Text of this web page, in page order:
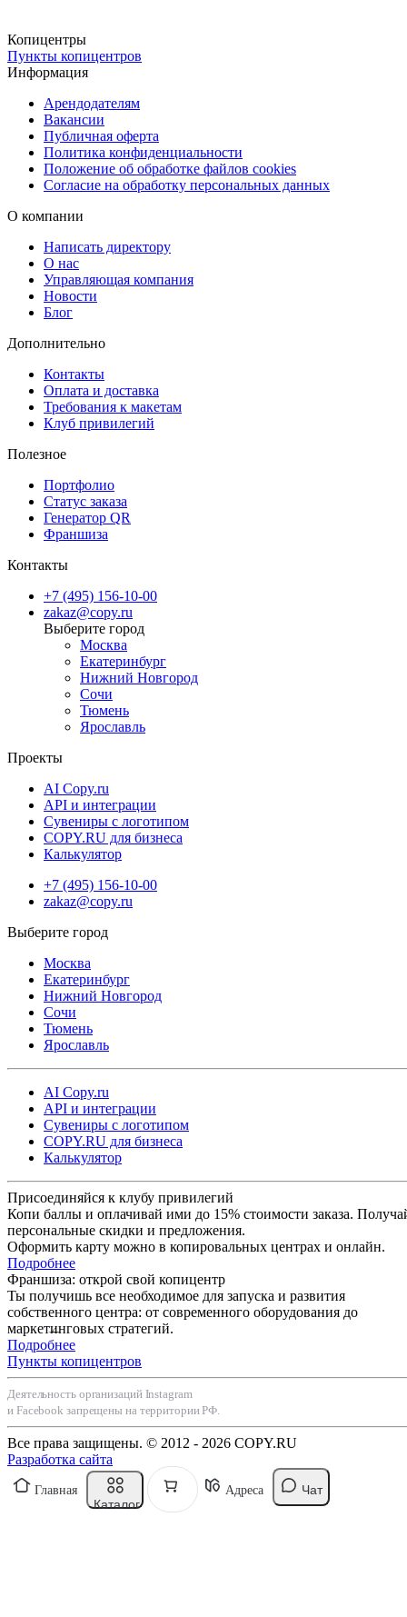
курьером). Для срочных заказов доступна курьерская доставка в
день оформления заказа, что позволяет оперативно получить
для визы в Индию.
Копицентры
Пункты копицентров
Информация
Арендодателям
Вакансии
Публичная оферта
Политика конфиденциальности
Положение об обработке файлов cookies
Согласие на обработку персональных данных
О компании
Написать директору
О нас
Управляющая компания
Новости
Блог
Дополнительно
Контакты
Оплата и доставка
Требования к макетам
Клуб привилегий
Полезное
Портфолио
Статус заказа
Генератор QR
Франшиза
Контакты
+7 (495) 156-10-00
zakaz@copy.ru
Москва
Екатеринбург
Нижний Новгород
Сочи
Тюмень
Ярославль
Проекты
AI Copy.ru
API и интеграции
Сувениры с логотипом
COPY.RU для бизнеса
Калькулятор
+7 (495) 156-10-00
zakaz@copy.ru
Москва
Екатеринбург
Нижний Новгород
Сочи
Тюмень
Ярославль
AI Copy.ru
API и интеграции
Сувениры с логотипом
COPY.RU для бизнеса
Калькулятор
Присоединяйся к клубу привилегий
Копи баллы и оплачивай ими до 15% стоимости заказа.
персональные скидки и предложения.
Оформить карту можно в копировальных центрах и онлайн.
Подробнее
Франшиза: открой свой копицентр
Ты получишь все необходимое для запуска и развития
собственного центра: от современного оборудования до
маркетинговых стратегий.
Подробнее
Пункты копицентров
Деятельность организаций Instagram
и Facebook запрещены на территории РФ.
Все права защищены. © 2012 - 2026 COPY.RU
Разработка сайта
Главная
Каталог
Адреса Чат